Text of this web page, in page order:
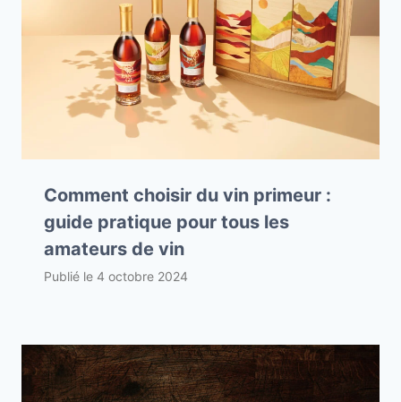
Comment choisir du vin primeur :
guide pratique pour tous les
amateurs de vin
Publié le 4 octobre 2024